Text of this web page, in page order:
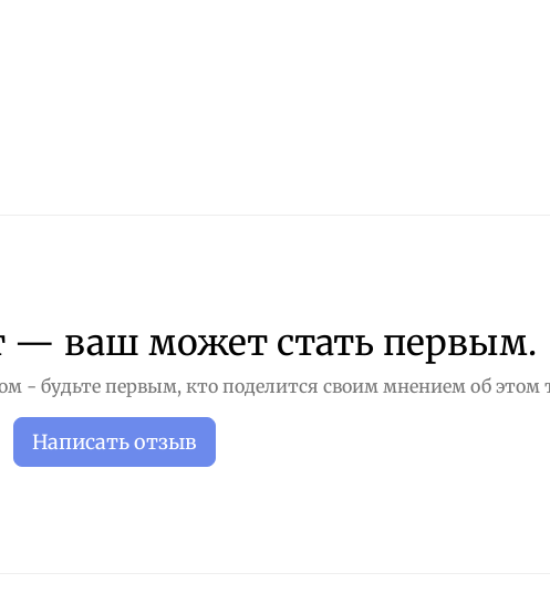
— ваш может стать первым.
- будьте первым, кто поделится своим мнением об этом
Написать отзыв